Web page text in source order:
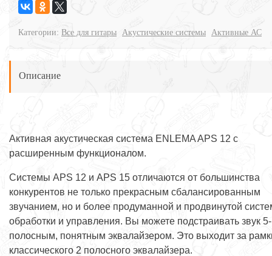
Категории: Все для гитары Акустические системы Активные АС
Описание
Активная акустическая система ENLEMA APS 12 с
расширенным функционалом.
Системы APS 12 и APS 15 отличаются от большинства
конкурентов не только прекрасным сбалансированным
звучанием, но и более продуманной и продвинутой
обработки и управления. Вы можете подстраивать звук 5-
полосным, понятным эквалайзером. Это выходит за
классического 2 полосного эквалайзера.